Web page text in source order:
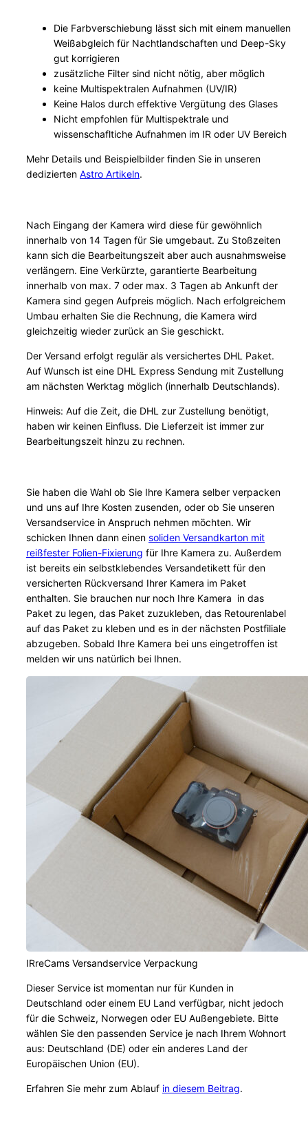
Die Farbverschiebung lässt sich mit einem manuellen
Weißabgleich für Nachtlandschaften und Deep-Sky
gut korrigieren
zusätzliche Filter sind nicht nötig, aber möglich
keine Multispektralen Aufnahmen (UV/IR)
Keine Halos durch effektive Vergütung des Glases
Nicht empfohlen für Multispektrale und
wissenschafltiche Aufnahmen im IR oder UV Bereich
Mehr Details und Beispielbilder finden Sie in unseren
dedizierten Astro Artikeln.
Nach Eingang der Kamera wird diese für gewöhnlich
innerhalb von 14 Tagen für Sie umgebaut. Zu Stoßzeiten
kann sich die Bearbeitungszeit aber auch ausnahmsweise
verlängern. Eine Verkürzte, garantierte Bearbeitung
innerhalb von max. 7 oder max. 3 Tagen ab Ankunft der
Kamera sind gegen Aufpreis möglich. Nach erfolgreichem
Umbau erhalten Sie die Rechnung, die Kamera wird
gleichzeitig wieder zurück an Sie geschickt.
Der Versand erfolgt regulär als versichertes DHL Paket.
Auf Wunsch ist eine DHL Express Sendung mit Zustellung
am nächsten Werktag möglich (innerhalb Deutschlands).
Hinweis: Auf die Zeit, die DHL zur Zustellung benötigt,
haben wir keinen Einfluss. Die Lieferzeit ist immer zur
Bearbeitungszeit hinzu zu rechnen.
Sie haben die Wahl ob Sie Ihre Kamera selber verpacken
und uns auf Ihre Kosten zusenden, oder ob Sie unseren
Versandservice in Anspruch nehmen möchten. Wir
schicken Ihnen dann einen soliden Versandkarton mit
reißfester Folien-Fixierung für Ihre Kamera zu. Außerdem
ist bereits ein selbstklebendes Versandetikett für den
versicherten Rückversand Ihrer Kamera im Paket
enthalten. Sie brauchen nur noch Ihre Kamera in das
Paket zu legen, das Paket zuzukleben, das Retourenlabel
auf das Paket zu kleben und es in der nächsten Postfiliale
abzugeben. Sobald Ihre Kamera bei uns eingetroffen ist
melden wir uns natürlich bei Ihnen.
IRreCams Versandservice Verpackung
Dieser Service ist momentan nur für Kunden in
Deutschland oder einem EU Land verfügbar, nicht jedoch
für die Schweiz, Norwegen oder EU Außengebiete. Bitte
wählen Sie den passenden Service je nach Ihrem Wohnort
aus: Deutschland (DE) oder ein anderes Land der
Europäischen Union (EU).
Erfahren Sie mehr zum Ablauf in diesem Beitrag.